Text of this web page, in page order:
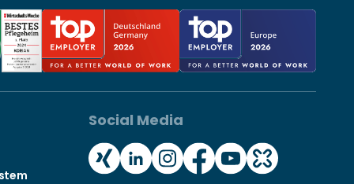
Social Media